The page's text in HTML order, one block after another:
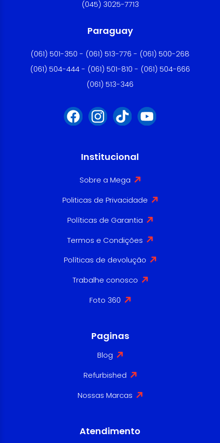
(045) 3025-7713
Paraguay
(061) 501-350 - (061) 513-776 - (061) 500-268
(061) 504-444 - (061) 501-810 - (061) 504-666
(061) 513-346
Institucional
Sobre a Mega
Politicas de Privacidade
Políticas de Garantia
Termos e Condições
Políticas de devolução
Trabalhe conosco
Foto 360
Paginas
Blog
Refurbished
Nossas Marcas
Atendimento